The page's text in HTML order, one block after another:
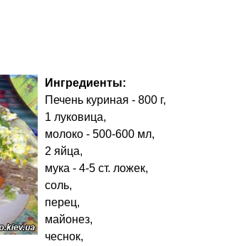
Ингредиенты:
Печень куриная - 800 г,
1 луковица,
молоко - 500-600 мл,
2 яйца,
мука - 4-5 ст. ложек,
соль,
перец,
майонез,
чеснок,